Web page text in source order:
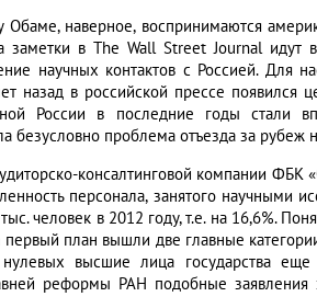
наверное, воспринимаются
заметки в The Wall Street Journal идут
научных контактов с Россией. Для
назад в российской прессе появился
России в последние годы стали
безусловно проблема отъезда за
консалтинговой компании ФБК
персонала, занятого научными
человек в 2012 году, т.е. на 16,6%.
план вышли две главные
высшие лица государства
реформы РАН подобные